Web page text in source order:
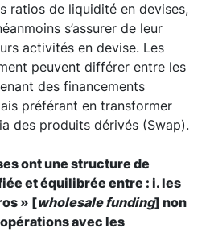
ratios de liquidité en devises,
s’assurer de leur
activités en devise. Les
peuvent différer entre les
des financements
préférant en transformer
des produits dérivés (Swap).
ont une structure de
et équilibrée entre : i. les
» [wholesale funding] non
avec les